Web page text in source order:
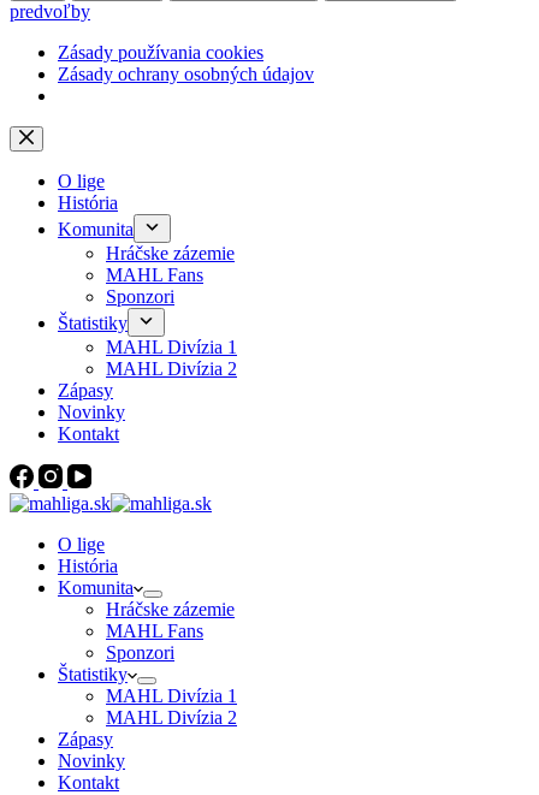
predvoľby
Zásady používania cookies
Zásady ochrany osobných údajov
Skip
to
contentO lige
História
Komunita
Hráčske zázemie
MAHL Fans
Sponzori
Štatistiky
MAHL Divízia 1
MAHL Divízia 2
Zápasy
Novinky
Kontakt
O lige
História
Komunita
Hráčske zázemie
MAHL Fans
Sponzori
Štatistiky
MAHL Divízia 1
MAHL Divízia 2
Zápasy
Novinky
Kontakt